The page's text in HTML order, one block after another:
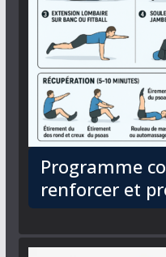
Programme
renforcer et